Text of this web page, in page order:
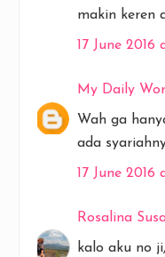
makin keren
17 June 2016
My Daily
Wah ga
ada
17 June 2016
Rosalina
kalo aku no